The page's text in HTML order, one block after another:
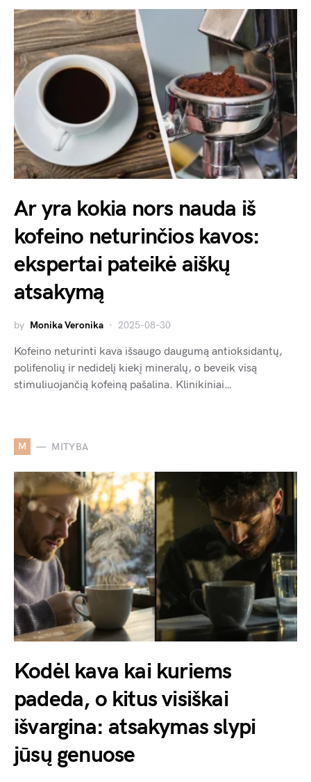
Ar yra kokia nors nauda iš
kofeino neturinčios kavos:
ekspertai pateikė aiškų
atsakymą
by Monika Veronika 2025-08-30
Kofeino neturinti kava išsaugo daugumą antioksidantų,
polifenolių ir nedidelį kiekį mineralų, o beveik visą
stimuliuojančią kofeiną pašalina. Klinikiniai…
M MITYBA
Kodėl kava kai kuriems
padeda, o kitus visiškai
išvargina: atsakymas slypi
jūsų genuose